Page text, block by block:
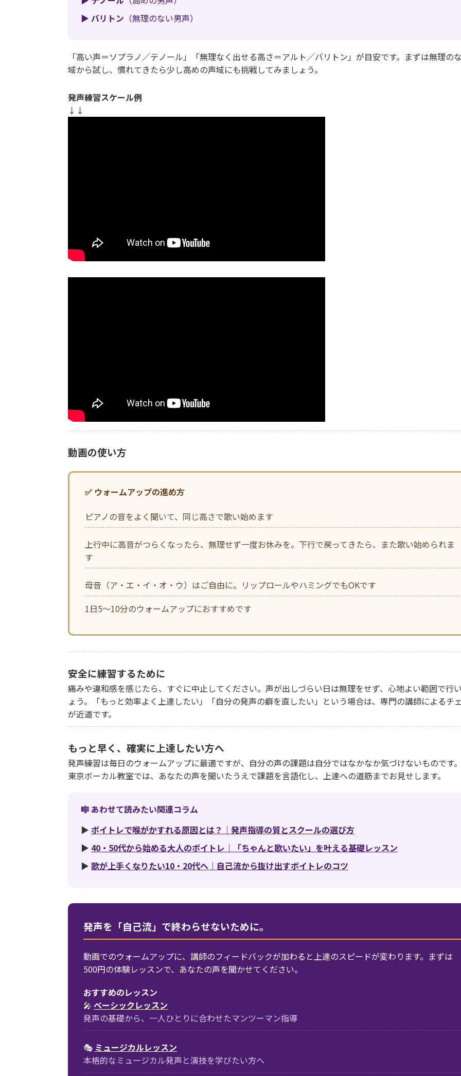
▶ バリトン （無理のない男声）
「高い声＝ソプラノ／テノール」「無理なく出せる高さ＝アルト／バリトン」が目安です。まずは無理の
域から試し、慣れてきたら少し高めの声域にも挑戦してみましょう。
発声練習スケール例
↓↓
動画の使い方
✅ ウォームアップの進め方
ピアノの音をよく聞いて、同じ高さで歌い始めます
上行中に高音がつらくなったら、無理せず一度お休みを。下行で戻ってきたら、また歌い始められま
す
母音（ア・エ・イ・オ・ウ）はご自由に。リップロールやハミングでもOKです
1日5〜10分のウォームアップにおすすめです
安全に練習するために
痛みや違和感を感じたら、すぐに中止してください。声が出しづらい日は無理をせず、心地よい範囲で行
ょう。「もっと効率よく上達したい」「自分の発声の癖を直したい」という場合は、専門の講師によるチ
が近道です。
もっと早く、確実に上達したい方へ
発声練習は毎日のウォームアップに最適ですが、自分の声の課題は自分ではなかなか気づけないものです
東京ボーカル教室では、あなたの声を聞いたうえで課題を言語化し、上達への道筋までお見せします。
🎼 あわせて読みたい関連コラム
▶ ボイトレで喉がかすれる原因とは？｜発声指導の質とスクールの選び方
▶ 40・50代から始める大人のボイトレ｜「ちゃんと歌いたい」を叶える基礎レッスン
▶ 歌が上手くなりたい10・20代へ｜自己流から抜け出すボイトレのコツ
発声を「自己流」で終わらせないために。
動画でのウォームアップに、講師のフィードバックが加わると上達のスピードが変わります。まずは
500円の体験レッスンで、あなたの声を聞かせてください。
おすすめのレッスン
🎤 ベーシックレッスン
発声の基礎から、一人ひとりに合わせたマンツーマン指導
🎭 ミュージカルレッスン
本格的なミュージカル発声と演技を学びたい方へ